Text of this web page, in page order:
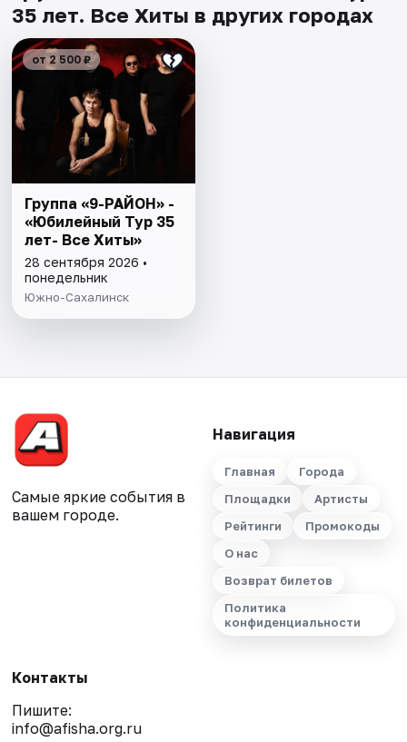
35 лет. Все Хиты в других городах
от 2 500 ₽
Группа «9-РАЙОН» -
«Юбилейный Тур 35
лет- Все Хиты»
28 сентября 2026 •
понедельник
Южно-Сахалинск
Самые яркие события в
вашем городе.
Навигация
Главная
Города
Площадки
Артисты
Рейтинги
Промокоды
О нас
Возврат билетов
Политика
конфиденциальности
Контакты
Пишите:
info@afisha.org.ru